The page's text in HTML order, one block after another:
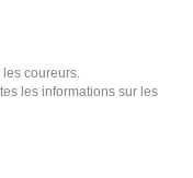
coureurs.
les informations sur les